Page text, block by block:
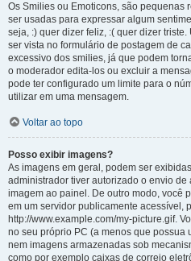
Os Smilies ou Emoticons, são pequenas
ser usadas para expressar algum
seja, :) quer dizer feliz, :( quer dizer
ser vista no formulário de postagem de
excessivo dos smilies, já que podem
o moderador edita-los ou excluir a
pode ter configurado um limite para o
utilizar em uma mensagem.
Voltar ao topo
Posso exibir imagens?
As imagens em geral, podem ser
administrador tiver autorizado o envio
imagem ao painel. De outro modo, você
em um servidor publicamente acessível,
http://www.example.com/my-picture.gif.
no seu próprio PC (a menos que possua
nem imagens armazenadas sob
como por exemplo caixas de correio